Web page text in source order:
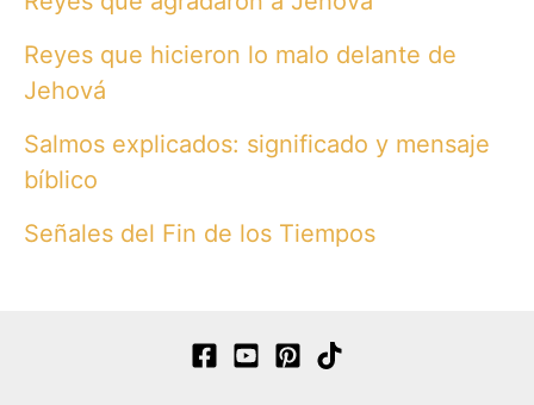
Reyes que hicieron lo malo delante de
Jehová
Salmos explicados: significado y mensaje
bíblico
Señales del Fin de los Tiempos